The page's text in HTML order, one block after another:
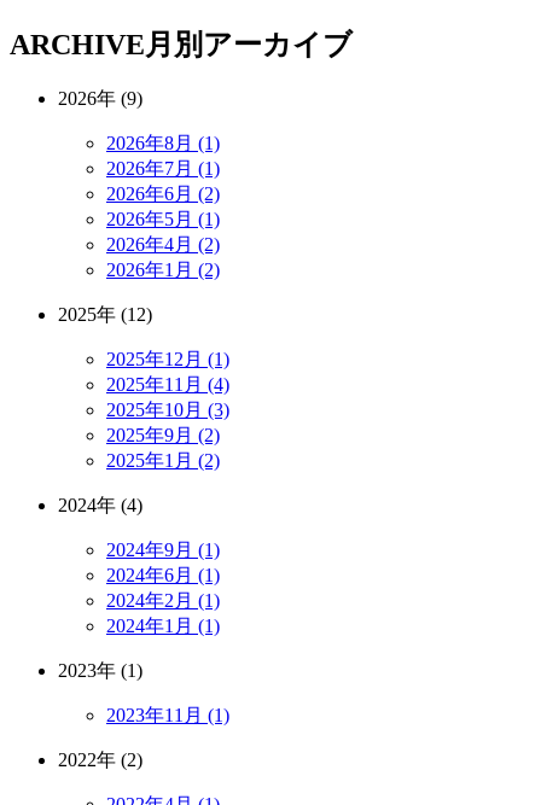
ARCHIVE月別アーカイブ
2026年 (9)
2026年8月 (1)
2026年7月 (1)
2026年6月 (2)
2026年5月 (1)
2026年4月 (2)
2026年1月 (2)
2025年 (12)
2025年12月 (1)
2025年11月 (4)
2025年10月 (3)
2025年9月 (2)
2025年1月 (2)
2024年 (4)
2024年9月 (1)
2024年6月 (1)
2024年2月 (1)
2024年1月 (1)
2023年 (1)
2023年11月 (1)
2022年 (2)